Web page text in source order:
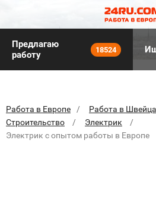
Предлагаю
работу
18524
Работа в Европе
Работа в
Строительство
Электрик
Электрик с опытом работы в Европе